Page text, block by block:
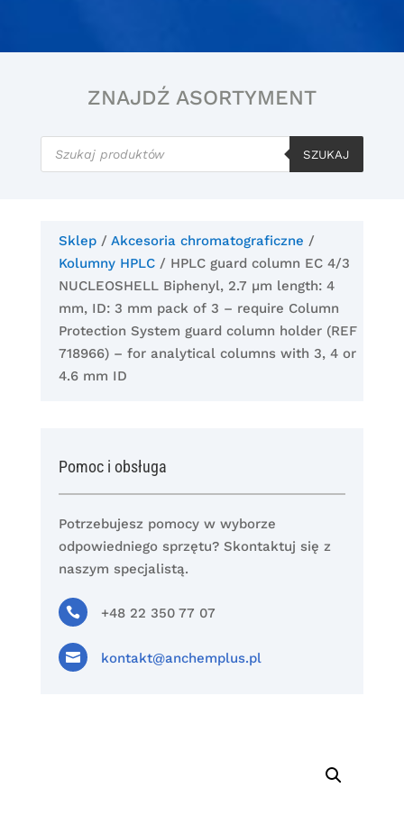
ZNAJDŹ ASORTYMENT
Wyszukiwarka
produktów
SZUKAJ
Sklep/ Akcesoria chromatograficzne /
Kolumny HPLC/ HPLC guard column EC 4/3
NUCLEOSHELL Biphenyl, 2.7 µm length: 4
mm, ID: 3 mm pack of 3 – require Column
Protection System guard column holder (REF
718966) – for analytical columns with 3, 4 or
4.6 mm ID
Pomoc i obsługa
Potrzebujesz pomocy w wyborze
odpowiedniego sprzętu? Skontaktuj się z
naszym specjalistą.
 +48 22 350 77 07
 kontakt@anchemplus.pl